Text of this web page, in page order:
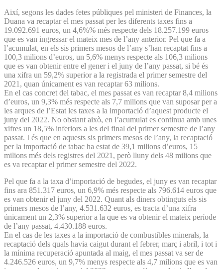
Així, segons les dades fetes públiques pel ministeri de Finances, la
Duana va recaptar el mes passat per les diferents taxes fins a
19.092.691 euros, un 4,6%% més respecte dels 18.257.199 euros
que es van ingressar el mateix mes de l’any anterior. Pel que fa a
l’acumulat, en els sis primers mesos de l’any s’han recaptat fins a
100,3 milions d’euros, un 5,6% menys respecte als 106,3 milions
que es van obtenir entre el gener i el juny de l’any passat, si bé és
una xifra un 59,2% superior a la registrada el primer semestre del
2021, quan únicament es van recaptar 63 milions.
En el cas concret del tabac, el mes passat es van recaptar 8,4 milions
d’euros, un 9,3% més respecte als 7,7 milions que van suposar per a
les arques de l’Estat les taxes a la importació d’aquest producte el
juny del 2022. No obstant això, en l’acumulat es continua amb unes
xifres un 18,5% inferiors a les del final del primer semestre de l’any
passat. I és que en aquests sis primers mesos de l’any, la recaptació
per la importació de tabac ha estat de 39,1 milions d’euros, 15
milions més dels registres del 2021, però lluny dels 48 milions que
es va recaptar el primer semestre del 2022.
Pel que fa a la taxa d’importació de begudes, el juny es van recaptar
fins ara 851.317 euros, un 6,9% més respecte als 796.614 euros que
es van obtenir el juny del 2022. Quant als diners obtinguts els sis
primers mesos de l’any, 4.531.632 euros, es tracta d’una xifra
únicament un 2,3% superior a la que es va obtenir el mateix període
de l’any passat, 4.430.188 euros.
En el cas de les taxes a la importació de combustibles minerals, la
recaptació dels quals havia caigut durant el febrer, març i abril, i tot i
la mínima recuperació apuntada al maig, el mes passat va ser de
4.246.526 euros, un 9,7% menys respecte als 4,7 milions que es van